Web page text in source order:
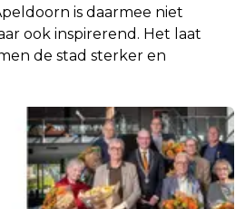
is daarmee niet
ook inspirerend. Het laat
de stad sterker en